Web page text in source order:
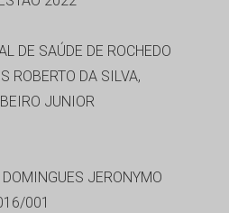
DE SAÚDE DE ROCHEDO
ROBERTO DA SILVA,
JUNIOR
JERONYMO
001